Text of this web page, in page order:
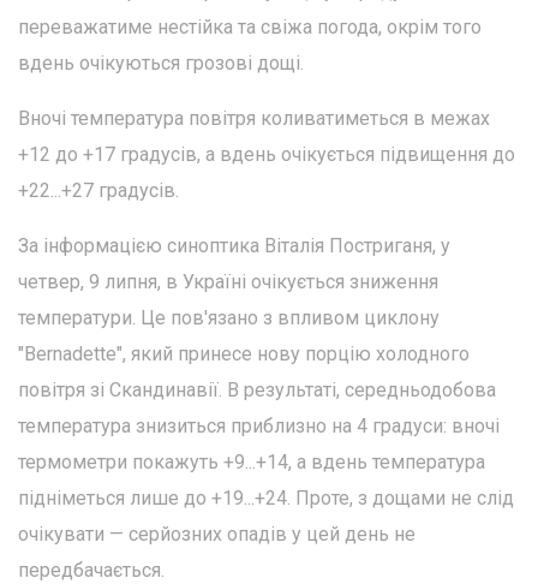
переважатиме нестійка та свіжа погода, окрім того
вдень очікуються грозові дощі.
Вночі температура повітря коливатиметься в межах
+12 до +17 градусів, а вдень очікується підвищення до
+22...+27 градусів.
За інформацією синоптика Віталія Постриганя, у
четвер, 9 липня, в Україні очікується зниження
температури. Це пов'язано з впливом циклону
"Bernadette", який принесе нову порцію холодного
повітря зі Скандинавії. В результаті, середньодобова
температура знизиться приблизно на 4 градуси: вночі
термометри покажуть +9...+14, а вдень температура
підніметься лише до +19...+24. Проте, з дощами не слід
очікувати — серйозних опадів у цей день не
передбачається.